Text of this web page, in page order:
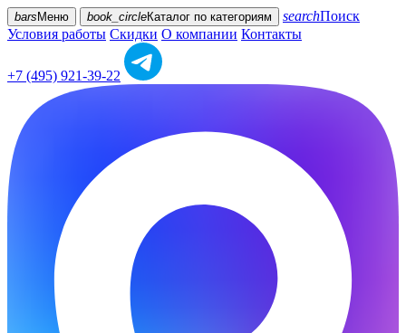
bars Меню book_circleКаталог по категориям searchПоиск
Условия работы Скидки О компании Контакты
+7 (495) 921-39-22